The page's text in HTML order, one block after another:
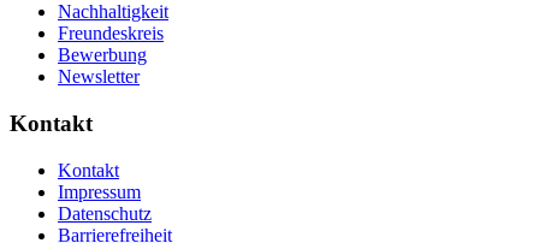
Nachhaltigkeit
Freundeskreis
Bewerbung
Newsletter
Kontakt
Kontakt
Impressum
Datenschutz
Barrierefreiheit